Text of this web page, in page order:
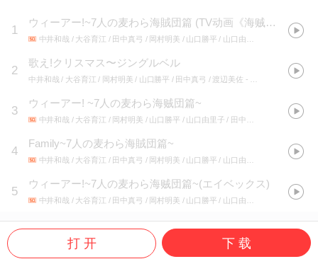
1
ウィーアー!~7人の麦わら海賊団篇 (TV动画《海贼王》OP7:TVアニメ「ONE PIECE」OP7
中井和哉 / 大谷育江 / 田中真弓 / 岡村明美 / 山口勝平 / 山口由里子 / 渡辺美佐 - ワ
2
歌え!クリスマス〜ジングルベル
中井和哉 / 大谷育江 / 岡村明美 / 山口勝平 / 田中真弓 / 渡辺美佐 - ワンピース キャラソンカーニバル!!
3
ウィーアー! ~7人の麦わら海贼団篇~
中井和哉 / 大谷育江 / 岡村明美 / 山口勝平 / 山口由里子 / 田中真弓 / 渡辺美佐 -
4
Family~7人の麦わら海賊団篇~
中井和哉 / 大谷育江 / 田中真弓 / 岡村明美 / 山口勝平 / 山口由里子 / 渡辺美佐 - ワ
5
ウィーアー!~7人の麦わら海贼団篇~(エイベックス)
中井和哉 / 大谷育江 / 田中真弓 / 岡村明美 / 山口勝平 / 山口由里子 / 渡辺美佐 -
打 开 下 载